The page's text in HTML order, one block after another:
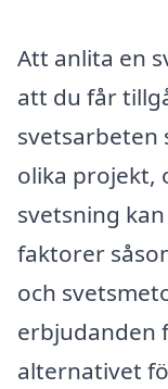
Att anlita en
att du får
svetsarbeten
olika projekt,
svetsning
faktorer
och
erbjudanden
alternativet